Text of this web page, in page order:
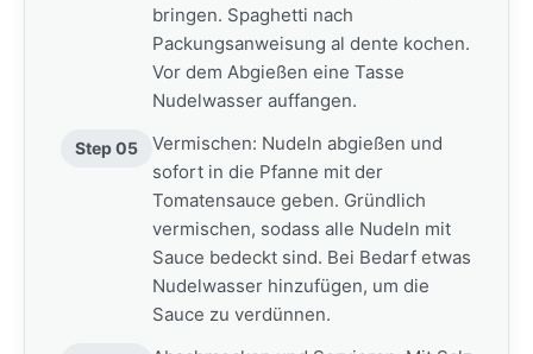
bringen. Spaghetti nach
Packungsanweisung al dente kochen.
Vor dem Abgießen eine Tasse
Nudelwasser auffangen.
Step 05
Vermischen: Nudeln abgießen und
sofort in die Pfanne mit der
Tomatensauce geben. Gründlich
vermischen, sodass alle Nudeln mit
Sauce bedeckt sind. Bei Bedarf etwas
Nudelwasser hinzufügen, um die
Sauce zu verdünnen.